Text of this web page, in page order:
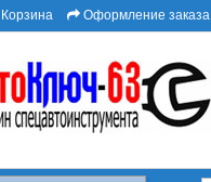
Корзина Оформление заказа